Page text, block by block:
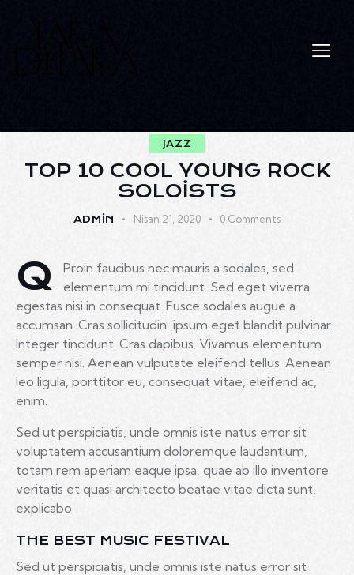
JAZZ
TOP 10 COOL YOUNG ROCK
SOLOISTS
ADMIN Nisan 21, 2020 0 Comments
Q
Proin faucibus nec mauris a sodales, sed
elementum mi tincidunt. Sed eget viverra
egestas nisi in consequat. Fusce sodales augue a
accumsan. Cras sollicitudin, ipsum eget blandit pulvinar.
Integer tincidunt. Cras dapibus. Vivamus elementum
semper nisi. Aenean vulputate eleifend tellus. Aenean
leo ligula, porttitor eu, consequat vitae, eleifend ac,
enim.
Sed ut perspiciatis, unde omnis iste natus error sit
voluptatem accusantium doloremque laudantium,
totam rem aperiam eaque ipsa, quae ab illo inventore
veritatis et quasi architecto beatae vitae dicta sunt,
explicabo.
THE BEST MUSIC FESTIVAL
Sed ut perspiciatis, unde omnis iste natus error sit